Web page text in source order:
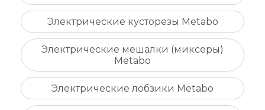
Электрические кусторезы Metabo
Электрические мешалки (миксеры)
Metabo
Электрические лобзики Metabo